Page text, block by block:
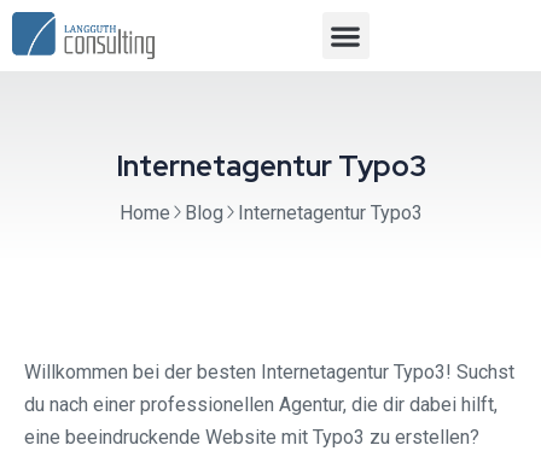
Internetagentur Typo3
Home Blog Internetagentur Typo3
Willkommen bei der besten Internetagentur Typo3! Suchst
du nach einer professionellen Agentur, die dir dabei hilft,
eine beeindruckende Website mit Typo3 zu erstellen?